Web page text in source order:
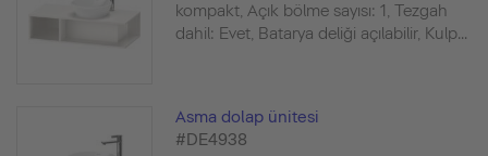
kompakt, Açık bölme sayısı: 1, Tezgah
dahil: Evet, Batarya deliği açılabilir, Kulp...
Asma dolap ünitesi
#DE4938